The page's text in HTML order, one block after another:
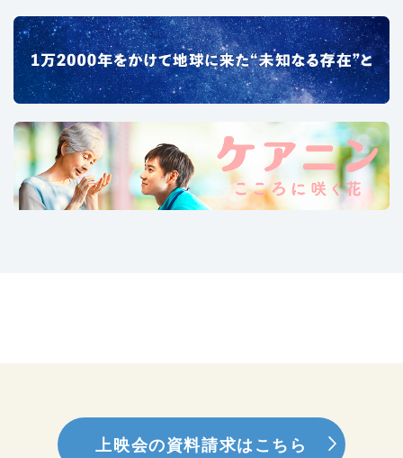
上映会の資料請求はこちら